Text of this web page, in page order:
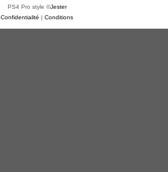
PS4 Pro style ©Jester
Confidentialité | Conditions